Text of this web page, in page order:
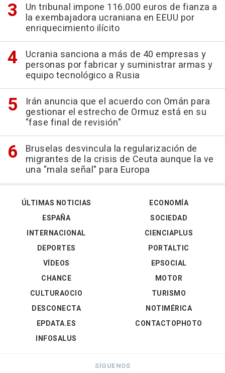
Un tribunal impone 116.000 euros de fianza a
la exembajadora ucraniana en EEUU por
enriquecimiento ilícito
Ucrania sanciona a más de 40 empresas y
personas por fabricar y suministrar armas y
equipo tecnológico a Rusia
Irán anuncia que el acuerdo con Omán para
gestionar el estrecho de Ormuz está en su
"fase final de revisión"
Bruselas desvincula la regularización de
migrantes de la crisis de Ceuta aunque la ve
una "mala señal" para Europa
ÚLTIMAS NOTICIAS
ESPAÑA
INTERNACIONAL
DEPORTES
VÍDEOS
ECONOMÍA
SOCIEDAD
CIENCIAPLUS
PORTALTIC
EPSOCIAL
CHANCE
CULTURAOCIO
DESCONECTA
EPDATA.ES
INFOSALUS
MOTOR
TURISMO
NOTIMÉRICA
CONTACTOPHOTO
SÍGUENOS